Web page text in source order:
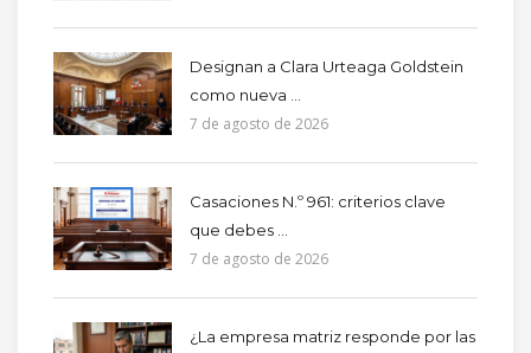
Designan a Clara Urteaga Goldstein
como nueva ...
7 de agosto de 2026
Casaciones N.º 961: criterios clave
que debes ...
7 de agosto de 2026
¿La empresa matriz responde por las